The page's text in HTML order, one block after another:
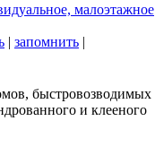
малоэтажное
| запомнить |
быстровозводимых
и клееного